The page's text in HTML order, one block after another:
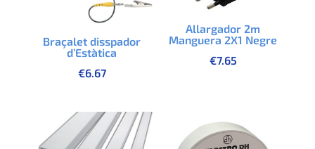
Braçalet disspador
d’Estàtica
€6.67
Allargador 2m
Manguera 2X1 Negre
€7.65